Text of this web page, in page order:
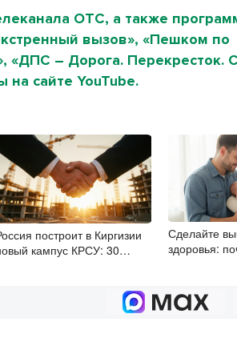
ОТС, а также
вызов», «Пешком по
«ДПС – Дорога. Перекресток.
сайте YouTube.
построит в Киргизии
кампус КРСУ: 30
Сделайте
здоровья: